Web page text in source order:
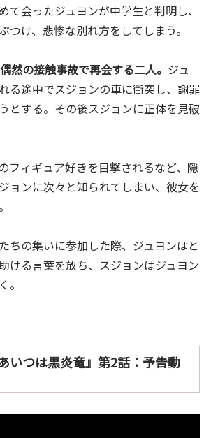
て会ったジュヨンが中学生と判明し、
つけ、悲惨な別れ方をしてしまう。
然の接触事故で再会する二人。 ジュ
る途中でスジョンの車に衝突し、謝罪
とする。その後スジョンに正体を見破
フィギュア好きを目撃されるなど、隠
ョンに次々と知られてしまい、彼女を
ちの集いに参加した際、ジュヨンはと
ける言葉を放ち、スジョンはジュヨン
。
いつは黒炎竜』第2話：予告動